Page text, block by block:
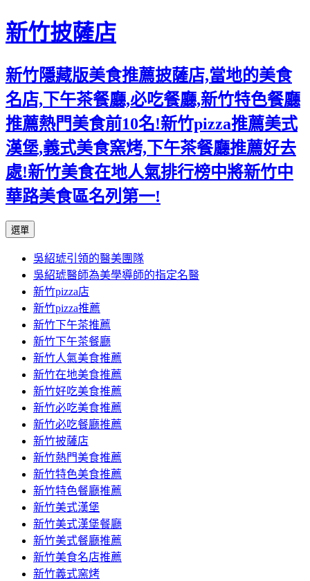
新竹披薩店
新竹隱藏版美食推薦披薩店,當地的美食
名店,下午茶餐廳,必吃餐廳,新竹特色餐廳
推薦熱門美食前10名!新竹pizza推薦美式
漢堡,義式美食窯烤,下午茶餐廳推薦好去
處!新竹美食在地人氣排行榜中將新竹中
華路美食區名列第一!
選單
主
要
內
容
吳紹琥引領的醫美團隊
吳紹琥醫師為美學導師的指定名醫
新竹pizza店
新竹pizza推薦
新竹下午茶推薦
新竹下午茶餐廳
新竹人氣美食推薦
新竹在地美食推薦
新竹好吃美食推薦
新竹必吃美食推薦
新竹必吃餐廳推薦
新竹披薩店
新竹熱門美食推薦
新竹特色美食推薦
新竹特色餐廳推薦
新竹美式漢堡
新竹美式漢堡餐廳
新竹美式餐廳推薦
新竹美食名店推薦
新竹義式窯烤